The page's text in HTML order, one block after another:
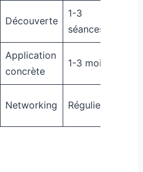
Découverte
1-3
séances
Application
concrète
1-3 mois
Networking Régulier